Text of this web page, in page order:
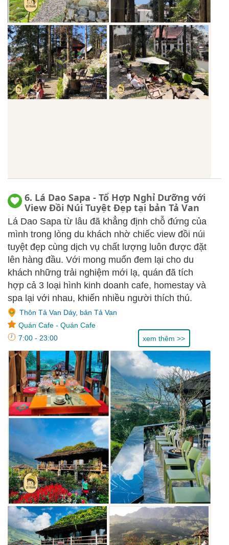
6. Lá Dao Sapa - Tổ Hợp Nghỉ Dưỡng với
View Đồi Núi Tuyệt Đẹp tại bản Tả Van
Lá Dao Sapa từ lâu đã khẳng định chỗ đứng của
mình trong lòng du khách nhờ chiếc view đồi núi
tuyệt đẹp cùng dịch vụ chất lượng luôn được đặt
lên hàng đầu. Với mong muốn đem lại cho du
khách những trải nghiệm mới lạ, quán đã tích
hợp cả 3 loại hình kinh doanh cafe, homestay và
spa lại với nhau, khiến nhiều người thích thú.
Thôn Tả Van Dáy, bản Tả Van
Quán Cafe - Quán Cafe
7:00 - 23:00
xem thêm >>